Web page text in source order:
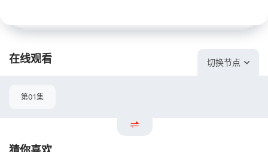
在线观看 切换节点
第01集